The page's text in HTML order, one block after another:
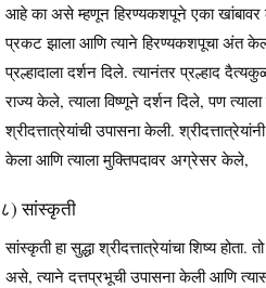
आहे का असे म्हणून हिरण्यकशपूने एका खांबावर
प्रकट झाला आणि त्याने हिरण्यकशपूचा अंत
प्रल्हादाला दर्शन दिले. त्यानंतर प्रल्हाद
राज्य केले, त्याला विष्णूने दर्शन दिले, पण त्याला
श्रीदत्तात्रेयांची उपासना केली.
केला आणि त्याला मुक्तिपदावर अग्रेसर केले,
८) सांस्कृती
सांस्कृती हा सुद्धा श्रीदत्तात्रेयांचा शिष्य होता.
असे, त्याने दत्तप्रभूची उपासना केली आणि